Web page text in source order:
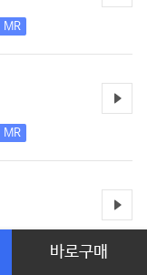
MR
MR
바로구매